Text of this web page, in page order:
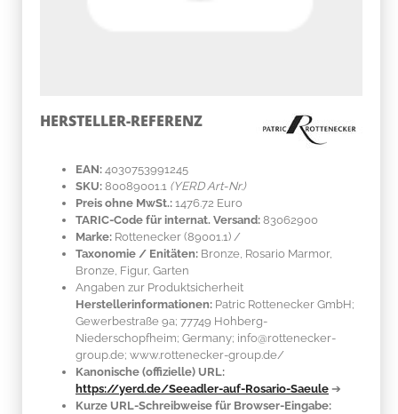
HERSTELLER-REFERENZ
EAN: 4030753991245
SKU: 80089001.1 (YERD Art-Nr.)
Preis ohne MwSt.: 1476.72 Euro
TARIC-Code für internat. Versand: 83062900
Marke: Rottenecker (89001.1) /
Taxonomie / Enitäten: Bronze, Rosario Marmor,
Bronze, Figur, Garten
Angaben zur Produktsicherheit
Herstellerinformationen: Patric Rottenecker GmbH;
Gewerbestraße 9a; 77749 Hohberg-
Niederschopfheim; Germany; info@rottenecker-
group.de; www.rottenecker-group.de/
Kanonische (offizielle) URL:
https://yerd.de/Seeadler-auf-Rosario-Saeule ➔
Kurze URL-Schreibweise für Browser-Eingabe: